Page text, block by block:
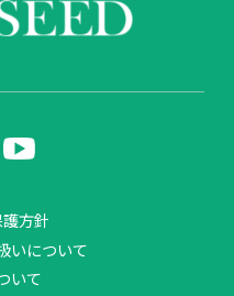
方針
いについて
いて